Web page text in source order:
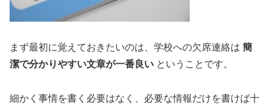
まず最初に覚えておきたいのは、学校への欠席連絡は 簡
潔で分かりやすい文章が一番良い ということです。
細かく事情を書く必要はなく、必要な情報だけを書けば十